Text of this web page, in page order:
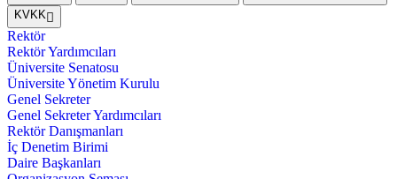
KVKK
Rektör
Rektör Yardımcıları
Üniversite Senatosu
Üniversite Yönetim Kurulu
Genel Sekreter
Genel Sekreter Yardımcıları
Rektör Danışmanları
İç Denetim Birimi
Daire Başkanları